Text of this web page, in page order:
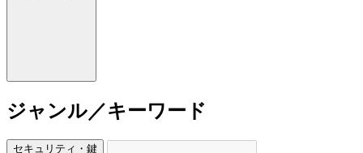
ジャンル／キーワード
セキュリティ・鍵